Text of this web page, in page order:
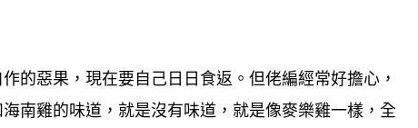
的惡果 ， 現在要自己日日食返。但佬編經常好擔心 ，
南雞的味道 ， 就是沒有味道 ， 就是像麥樂雞一樣 ， 全